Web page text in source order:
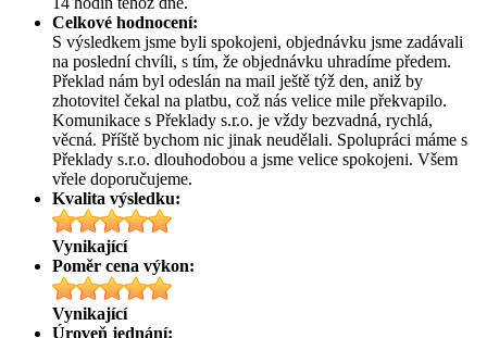
Celkové hodnocení:
S výsledkem jsme byli spokojeni, objednávku jsme zadávali
na poslední chvíli, s tím, že objednávku uhradíme předem.
Překlad nám byl odeslán na mail ještě týž den, aniž by
zhotovitel čekal na platbu, což nás velice mile překvapilo.
Komunikace s Překlady s.r.o. je vždy bezvadná, rychlá,
věcná. Příště bychom nic jinak neudělali. Spolupráci máme s
Překlady s.r.o. dlouhodobou a jsme velice spokojeni. Všem
vřele doporučujeme.
Kvalita výsledku:
Vynikající
Poměr cena výkon:
Vynikající
Úroveň jednání: